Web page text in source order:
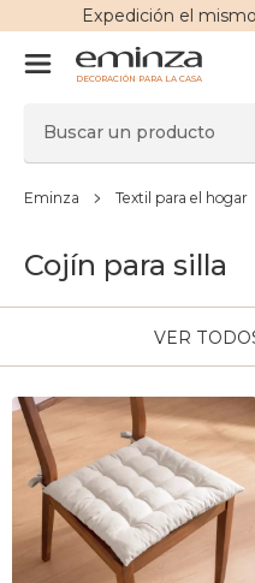
Expedición el
DECORACIÓN PARA LA CASA
Eminza Textil para el hogar
Cojín para silla
VER